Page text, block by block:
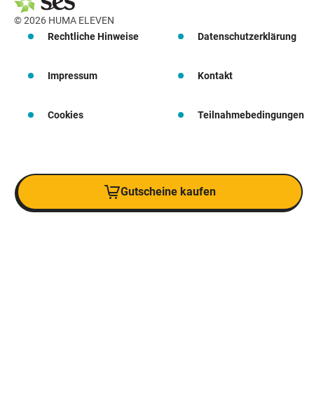
© 2026 HUMA ELEVEN
Rechtliche Hinweise
Datenschutzerklärung
Impressum Kontakt
Cookies Teilnahmebedingungen
Gutscheine kaufen